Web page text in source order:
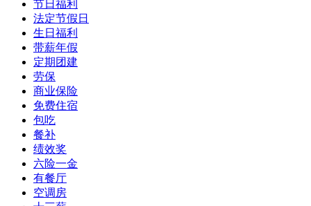
节日福利
法定节假日
生日福利
带薪年假
定期团建
劳保
商业保险
免费住宿
包吃
餐补
绩效奖
六险一金
有餐厅
空调房